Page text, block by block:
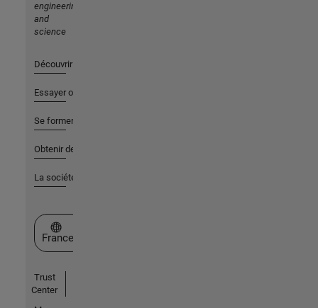
engineering
and
science
Découvrir les produits
Essayer ou acheter
Se former
Obtenir de l'aide
La société
Sélectionner un site web
France
Trust
Center